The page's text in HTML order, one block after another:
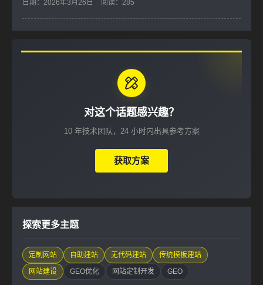
日期：2026年3月26日 阅读：285
对这个话题感兴趣？
10 年技术团队，24 小时内出具参考方案
获取方案
探索更多主题
定制网站 自助建站 无代码建站
传统模板建站
网站建设
GEO优化 网站定制开发 GEO